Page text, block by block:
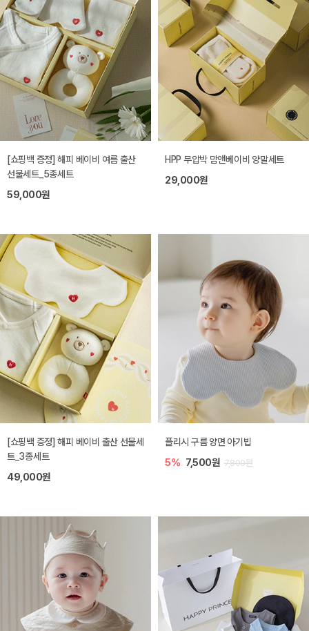
[쇼핑백 증정] 해피 베이비 여름 출산
선물세트_5종세트
59,000원
HPP 무압박 맘앤베이비 양말세트
29,000원
[쇼핑백 증정] 해피 베이비 출산 선물세
트_3종세트
49,000원
플리시 구름 양면 아기빕
5% 7,500원 7,800원